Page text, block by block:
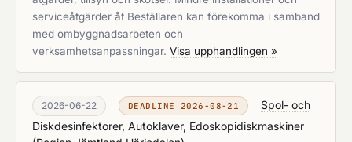
serviceåtgärder åt Beställaren kan förekomma i samband
med ombyggnadsarbeten och
verksamhetsanpassningar. Visa upphandlingen »
2026-06-22 DEADLINE 2026-08-21
Spol- och
Diskdesinfektorer, Autoklaver, Edoskopidiskmaskiner